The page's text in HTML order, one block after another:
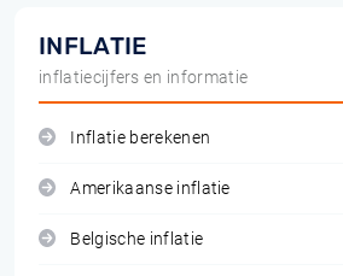
INFLATIE
inflatiecijfers en informatie
Inflatie berekenen
Amerikaanse inflatie
Belgische inflatie